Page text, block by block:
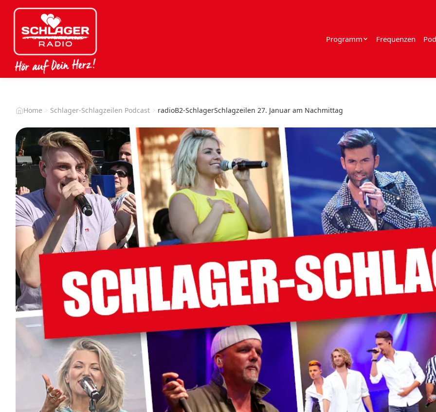
Programm Frequenzen
Home Schlager-Schlagzeilen Podcast radioB2-SchlagerSchlagzeilen 27. Januar am Nachmittag